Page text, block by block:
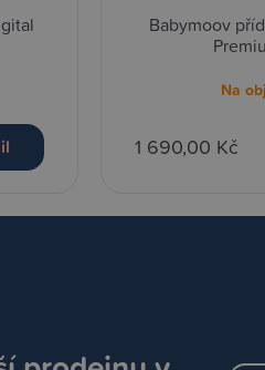
Babymoov
Na
1 690,00 Kč